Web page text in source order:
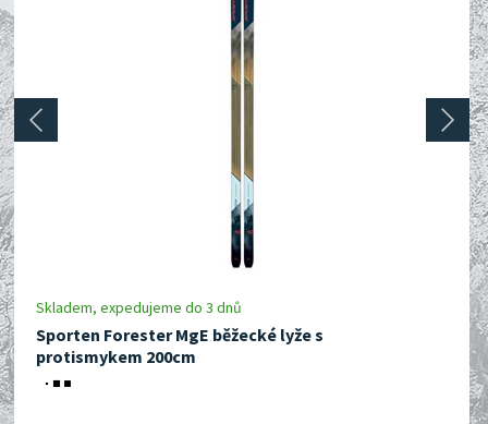
Skladem, expedujeme do 3 dnů
Sporten Forester MgE běžecké lyže s
protismykem 200cm
prev next